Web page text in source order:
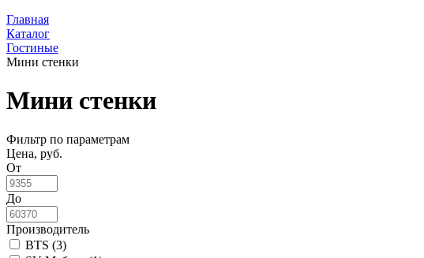
Главная
Каталог
Гостиные
Мини стенки
Мини стенки
Фильтр по параметрам
Цена, руб.
От
До
Производитель
BTS (3)